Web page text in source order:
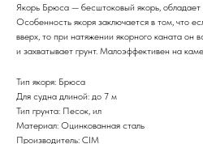
Якорь Брюса — бесштоковый якорь,
Особенность якоря заключается в том, что
вверх, то при натяжении якорного каната он
и захватывает грунт. Малоэффективен на
Тип якоря: Брюса
Для судна длиной: до 7 м
Тип грунта: Песок, ил
Материал: Оцинкованная сталь
Производитель: CIM